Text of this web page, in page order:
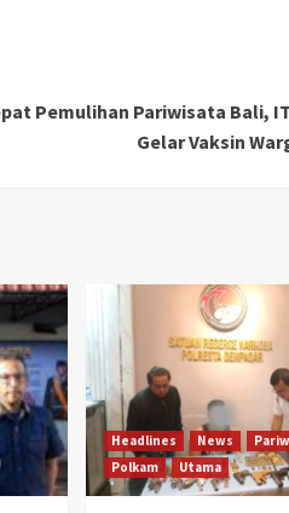
Pemulihan Pariwisata Bali,
Gelar Vaksin
Headlines News
Polkam
Utama